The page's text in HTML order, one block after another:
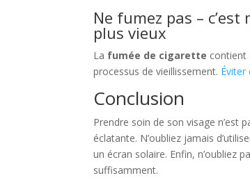
Ne fumez pas –
plus vieux
La fumée de cigarette contient
processus de vieillissement. Éviter
Conclusion
Prendre soin de son visage n’est
éclatante. N’oubliez jamais
un écran solaire. Enfin, n’oubliez
suffisamment.